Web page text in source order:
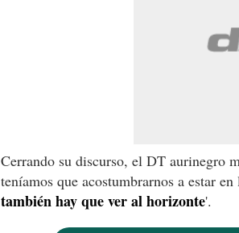
Cerrando su discurso, el DT aurinegro
teníamos que acostumbrarnos a estar en
también hay que ver al horizonte'.